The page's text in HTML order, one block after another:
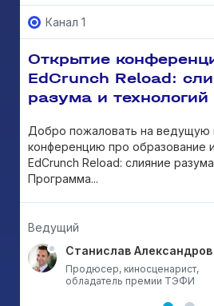
Канал 1
Открытие
EdCrunch Reload:
разума и технологий
Добро пожаловать на
конференцию про образование
EdCrunch Reload: слияние
Программа...
Ведущий
Станислав Александров
Продюсер, киносценарист,
обладатель премии ТЭФИ